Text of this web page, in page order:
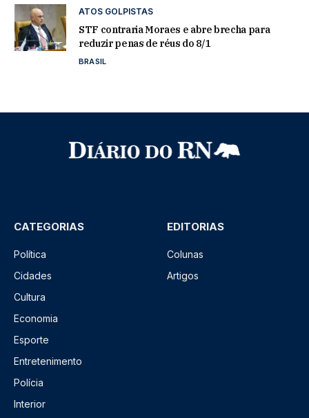
ATOS GOLPISTAS
STF contraria Moraes e abre brecha para
reduzir penas de réus do 8/1
BRASIL
CATEGORIAS
Política
Cidades
Cultura
Economia
Esporte
Entretenimento
Polícia
Interior
EDITORIAS
Colunas
Artigos